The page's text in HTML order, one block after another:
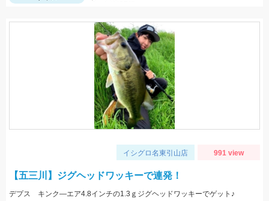
イシグロ名東引山店 991 view
【五三川】ジグヘッドワッキーで連発！
デプス キンク―エア4.8インチの1.3ｇジグヘッドワッキーでゲット♪